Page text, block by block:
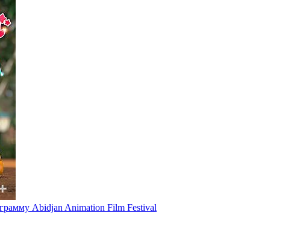
Abidjan Animation Film Festival